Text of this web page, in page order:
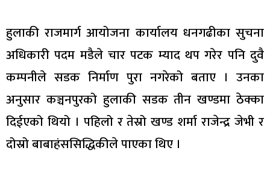
हुलाकी राजमार्ग आयोजना कार्यालय धनगढीका सुचना
अधिकारी पदम मडैले चार पटक म्याद थप गरेर पनि दुवै
कम्पनीले सडक निर्माण पुरा नगरेको बताए । उनका
अनुसार कञ्चनपुरको हुलाकी सडक तीन खण्डमा ठेक्का
दिईएको थियो । पहिलो र तेस्रो खण्ड शर्मा राजेन्द्र जेभी र
दोस्रो बाबाहंससिद्धिकीले पाएका थिए ।